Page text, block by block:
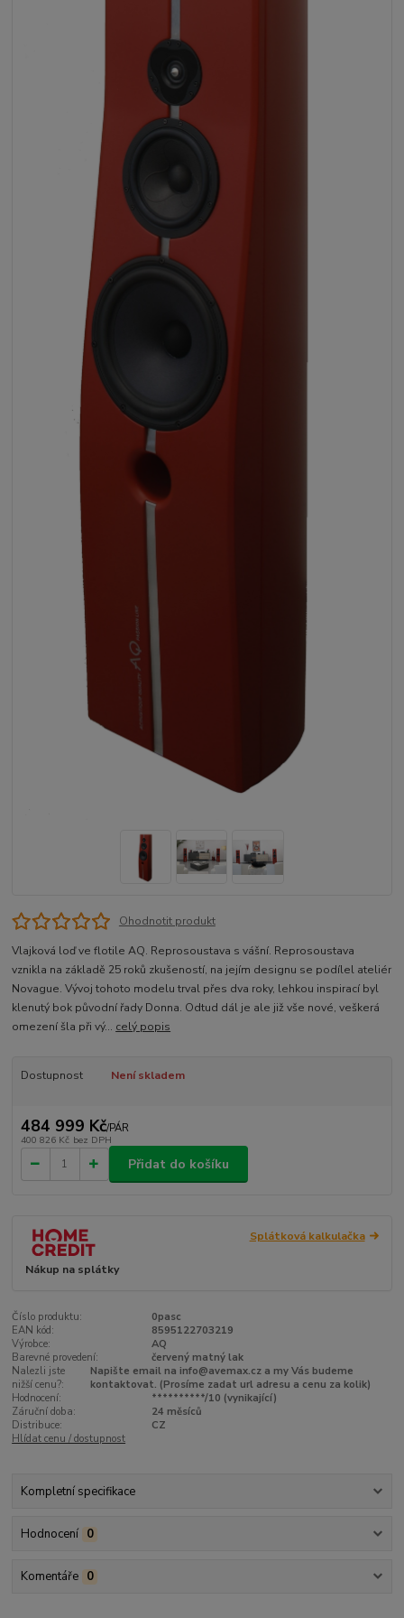
Ohodnotit produkt
Vlajková loď ve flotile AQ. Reprosoustava s vášní. Reprosoustava
vznikla na základě 25 roků zkušeností, na jejím designu se podílel ateliér
Novague. Vývoj tohoto modelu trval přes dva roky, lehkou inspirací byl
klenutý bok původní řady Donna. Odtud dál je ale již vše nové, veškerá
omezení šla při vý... celý popis
Dostupnost Není skladem
484 999 Kč/PÁR
400 826 Kč bez DPH
Přidat do košíku
Splátková kalkulačka
Nákup na splátky
Číslo produktu:
0pasc
EAN kód:
8595122703219
Výrobce:
AQ
Barevné provedení:
červený matný lak
Nalezli jste
nižší cenu?:
Napište email na info@avemax.cz a my Vás budeme
kontaktovat. (Prosíme zadat url adresu a cenu za kolik)
Hodnocení:
**********/10 (vynikající)
Záruční doba:
24 měsíců
Distribuce:
CZ
Hlídat cenu / dostupnost
Kompletní specifikace
Hodnocení 0
Komentáře 0